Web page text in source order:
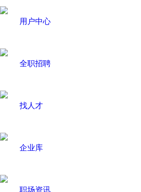
用户中心
全职招聘
找人才
企业库
职场资讯